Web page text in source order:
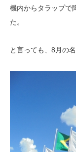
機内からタラップで
た。
と言っても、8月の